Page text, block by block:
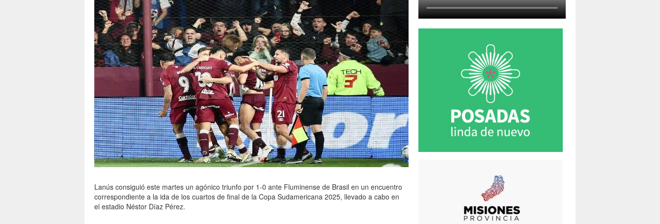
Lanús consiguió este martes un agónico triunfo por 1-0 ante Fluminense de Brasil en un encuentro
correspondiente a la ida de los cuartos de final de la Copa Sudamericana 2025, llevado a cabo en
el estadio Néstor Díaz Pérez.